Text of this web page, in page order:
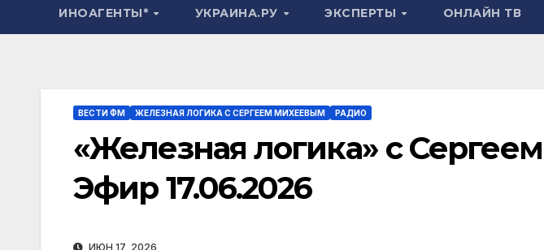
ИНОАГЕНТЫ* УКРАИНА.РУ ЭКСПЕРТЫ ОНЛАЙН ТВ
ВЕСТИ ФМ ЖЕЛЕЗНАЯ ЛОГИКА С СЕРГЕЕМ МИХЕЕВЫМ РАДИО
«Железная логика» с
Эфир 17.06.2026
ИЮН 17, 2026